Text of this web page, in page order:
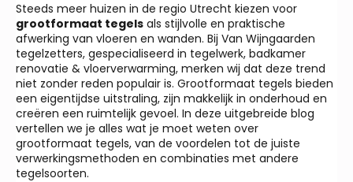
Steeds meer huizen in de regio Utrecht kiezen voor
grootformaat tegels als stijlvolle en praktische
afwerking van vloeren en wanden. Bij Van Wijngaarden
tegelzetters, gespecialiseerd in tegelwerk, badkamer
renovatie & vloerverwarming, merken wij dat deze trend
niet zonder reden populair is. Grootformaat tegels bieden
een eigentijdse uitstraling, zijn makkelijk in onderhoud en
creëren een ruimtelijk gevoel. In deze uitgebreide blog
vertellen we je alles wat je moet weten over
grootformaat tegels, van de voordelen tot de juiste
verwerkingsmethoden en combinaties met andere
tegelsoorten.